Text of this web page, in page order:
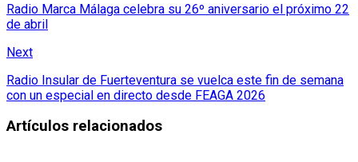
Radio Marca Málaga celebra su 26º aniversario el próximo 22
de abril
Next
Radio Insular de Fuerteventura se vuelca este fin de semana
con un especial en directo desde FEAGA 2026
Artículos relacionados